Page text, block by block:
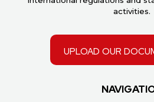
activities.
upload our